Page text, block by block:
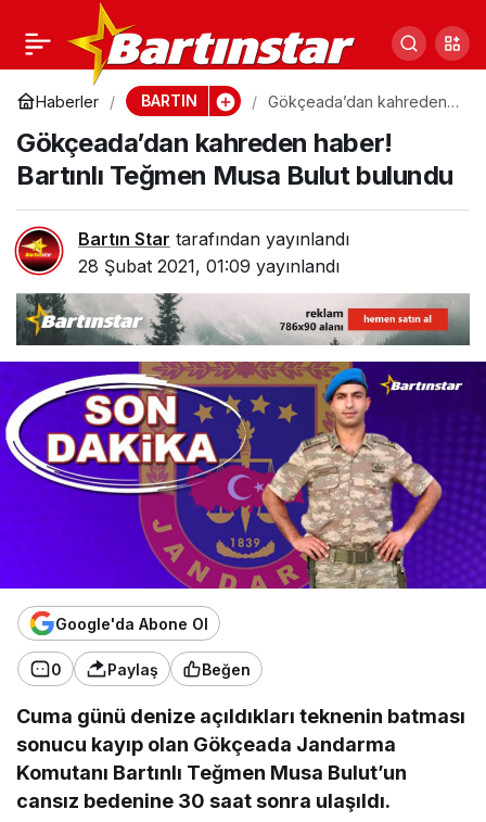
Haberler BARTIN
Gökçeada’dan kahreden
Musa Bulut bulundu
Gökçeada’dan kahreden haber!
Bartınlı Teğmen Musa Bulut bulundu
Bartın Star tarafından yayınlandı
28 Şubat 2021, 01:09 yayınlandı
Google'da Abone Ol
0 Paylaş Beğen
Cuma günü denize açıldıkları teknenin batması
sonucu kayıp olan Gökçeada Jandarma
Komutanı Bartınlı Teğmen Musa Bulut’un
cansız bedenine 30 saat sonra ulaşıldı.
Kurtulan uzmanlar
anlattı! 250 metre
arkamızdan
yüzüyorlardı
0 Paylaş